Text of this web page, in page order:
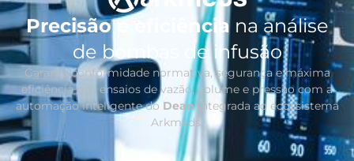
Precisão e eficiênciana análise
de bombas de infusão
Garanta conformidade normativa, segurança e máxima
eficiência nos ensaios de vazão, volume e pressão com a
automação inteligente do Deanintegrada ao ecossistema
Arkmeds.